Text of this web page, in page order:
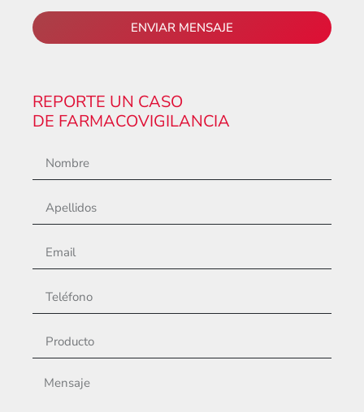
ENVIAR MENSAJE
REPORTE UN CASO
DE FARMACOVIGILANCIA